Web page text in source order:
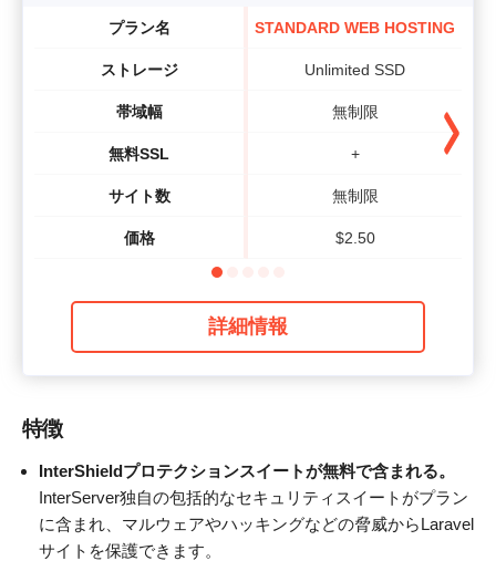
プラン名
ストレージ
帯域幅
無料SSL
サイト数
価格
STANDARD WEB HOSTING
Unlimited SSD
無制限
+
無制限
$2.50
詳細情報
特徴
InterShieldプロテクションスイートが無料で含まれる。
InterServer独自の包括的なセキュリティスイートがプラン
に含まれ、マルウェアやハッキングなどの脅威からLaravel
サイトを保護できます。